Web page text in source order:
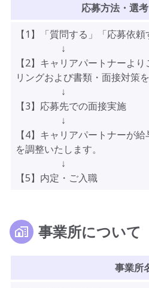
応募方法・選
【1】「質問する」「応募依
↓
【2】キャリアパートナーよ
リングおよび書類・面接対策
↓
【3】応募先での面接実施
↓
【4】キャリアパートナーが
を調整いたします。
↓
【5】内定・ご入職
事業所について
事業所